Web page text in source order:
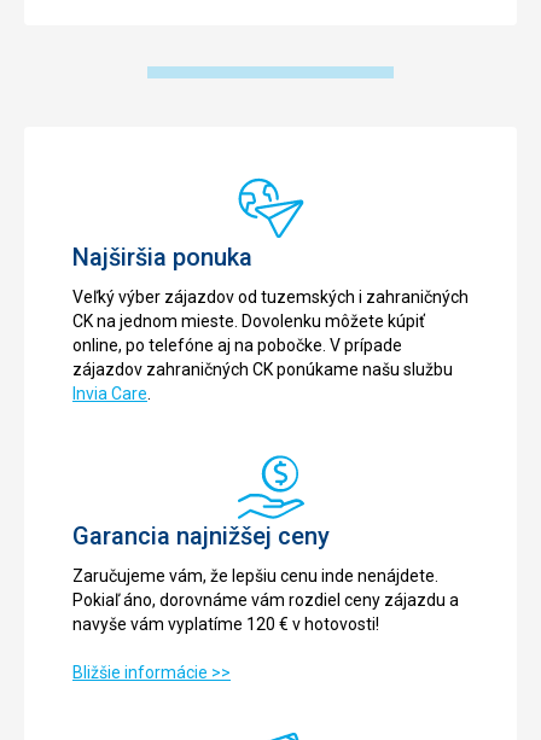
Najširšia ponuka
Veľký výber zájazdov od tuzemských i zahraničných
CK na jednom mieste. Dovolenku môžete kúpiť
online, po telefóne aj na pobočke. V prípade
zájazdov zahraničných CK ponúkame našu službu
Invia Care
Garancia najnižšej ceny
Zaručujeme vám, že lepšiu cenu inde nenájdete.
Pokiaľ áno, dorovnáme vám rozdiel ceny zájazdu a
navyše vám vyplatíme 120 € v hotovosti!
Bližšie informácie >>